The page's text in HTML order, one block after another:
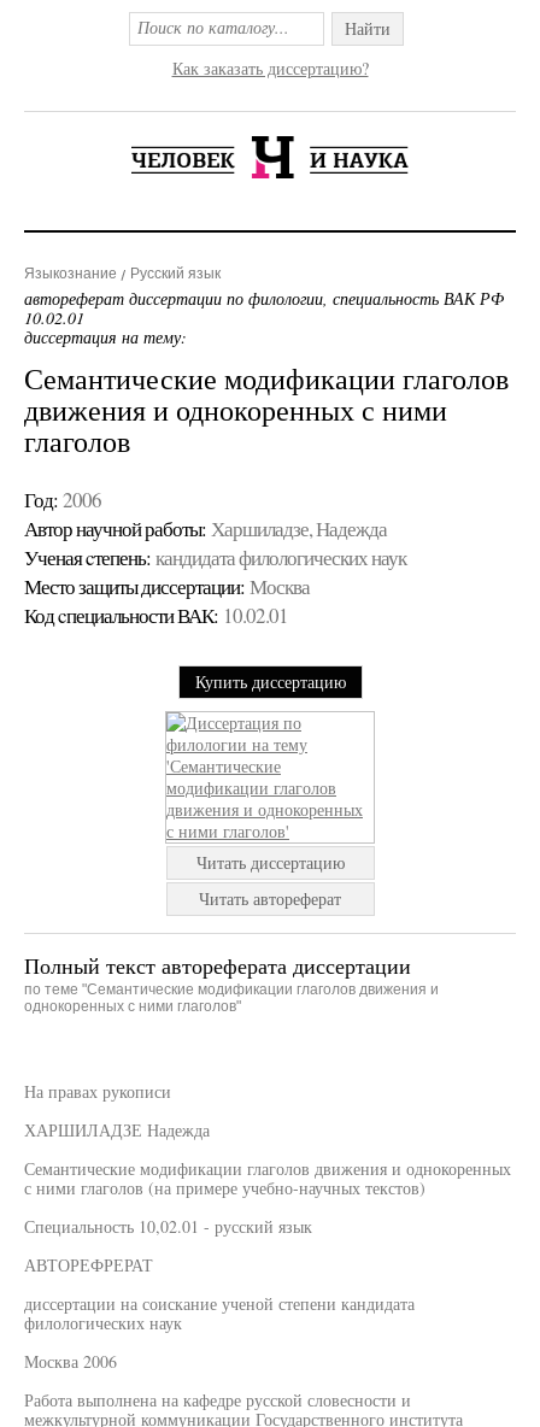
Найти
Как заказать диссертацию?
Языкознание Русский язык
автореферат диссертации по филологии, специальность ВАК РФ
10.02.01
диссертация на тему:
Семантические модификации глаголов
движения и однокоренных с ними
глаголов
Год: 2006
Автор научной работы: Харшиладзе, Надежда
Ученая cтепень: кандидата филологических наук
Место защиты диссертации: Москва
Код cпециальности ВАК: 10.02.01
Купить диссертацию
Читать диссертацию
Читать автореферат
Полный текст автореферата диссертации
по теме "Семантические модификации глаголов движения и
однокоренных с ними глаголов"
На правах рукописи
ХАРШИЛАДЗЕ Надежда
Семантические модификации глаголов движения и однокоренных
с ними глаголов (на примере учебно-научных текстов)
Специальность 10,02.01 - русский язык
АВТОРЕФРЕРАТ
диссертации на соискание ученой степени кандидата
филологических наук
Москва 2006
Работа выполнена на кафедре русской словесности и
межкультурной коммуникации Государственного института